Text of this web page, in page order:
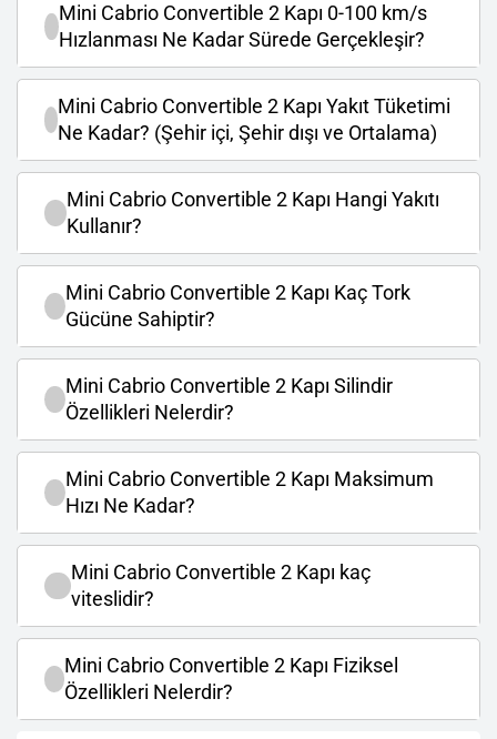
Mini Cabrio Convertible 2 Kapı 0-100 km/s
Hızlanması Ne Kadar Sürede Gerçekleşir?
Mini Cabrio Convertible 2 Kapı Yakıt Tüketimi
Ne Kadar? (Şehir içi, Şehir dışı ve Ortalama)
Mini Cabrio Convertible 2 Kapı Hangi Yakıtı
Kullanır?
Mini Cabrio Convertible 2 Kapı Kaç Tork
Gücüne Sahiptir?
Mini Cabrio Convertible 2 Kapı Silindir
Özellikleri Nelerdir?
Mini Cabrio Convertible 2 Kapı Maksimum
Hızı Ne Kadar?
Mini Cabrio Convertible 2 Kapı kaç
viteslidir?
Mini Cabrio Convertible 2 Kapı Fiziksel
Özellikleri Nelerdir?